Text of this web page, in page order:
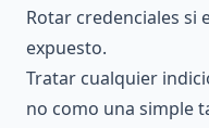
Rotar credenciales si
expuesto.
Tratar cualquier
no como una simple